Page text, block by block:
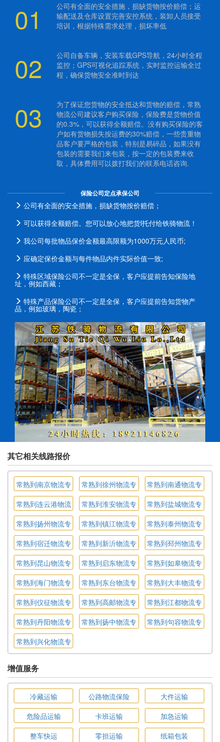
01
公司有全面的安全措施，损缺货物按价赔偿；运
输配送及仓库设置完善安控系统，装卸人员接受
培训，根据特殊需求处理，损坏率低
02
公司自备车辆，安装车载GPS导航，24小时全程
监控；GPS可视化追踪系统，实时监控运输全过
程，确保货物安全准时到达
03
为了保证您货物的安全抵达和货物的赔偿，常熟
物流公司建议客户购买保险，保险费是货物价值
的0.3%，可以获得全额赔偿。没有购买保险的客
户如有货物损失按运费的30%赔偿，一些贵重物
品客户要严格的包装，特别是易碎品，如果没有
包装的需要我们来包装，按一定的包装费来收
取，具体费用可以拨打我们的联系电话咨询.
保险公司定点承保公司
公司有全面的安全措施，损缺货物按价赔偿；
可以获得全额赔偿。您可以放心地把货l托付给铁骑物流！
我公司每批物品保价金额最高限额为1000万元人民币;
应确定保价金额与每件物品内件实际价值一致;
特殊区域保险公司不一定是全保，客户应提前告知保险地
址，例如西藏；
特殊产品保险公司不一定是全保，客户应提前告知货物产
品，例如玻璃，陶瓷；
其它相关线路报价
常熟到南京物流专
线
常熟到徐州物流专
线
常熟到南通物流专
线
常熟到连云港物流
专线
常熟到淮安物流专
线
常熟到盐城物流专
线
常熟到扬州物流专
线
常熟到镇江物流专
线
常熟到泰州物流专
线
常熟到宿迁物流专
线
常熟到新沂物流专
线
常熟到邳州物流专
线
常熟到昆山物流专
线
常熟到启东物流专
线
常熟到如皋物流专
线
常熟到海门物流专
线
常熟到东台物流专
线
常熟到大丰物流专
线
常熟到仪征物流专
线
常熟到高邮物流专
线
常熟到江都物流专
线
常熟到丹阳物流专
线
常熟到扬中物流专
常熟到句容物流专
常熟到兴化物流专
线
增值服务
冷藏运输 公路物流保险
大件运输
危险品运输
卡班运输
加急运输
整车快运
零担运输 纸箱包装